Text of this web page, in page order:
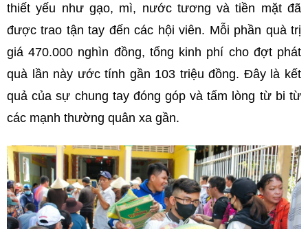
thiết yếu như gạo, mì, nước tương và tiền mặt đã
được trao tận tay đến các hội viên. Mỗi phần quà trị
giá 470.000 nghìn đồng, tổng kinh phí cho đợt phát
quà lần này ước tính gần 103 triệu đồng. Đây là kết
quả của sự chung tay đóng góp và tấm lòng từ bi từ
các mạnh thường quân xa gần.